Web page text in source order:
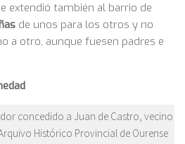
extendió también al barrio de
de unos para los otros y no
a otro, aunque fuesen padres e